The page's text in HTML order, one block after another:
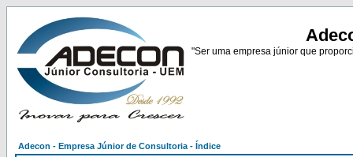
"Ser uma empresa júnior que
Adecon - Empresa Júnior de Consultoria - Índice